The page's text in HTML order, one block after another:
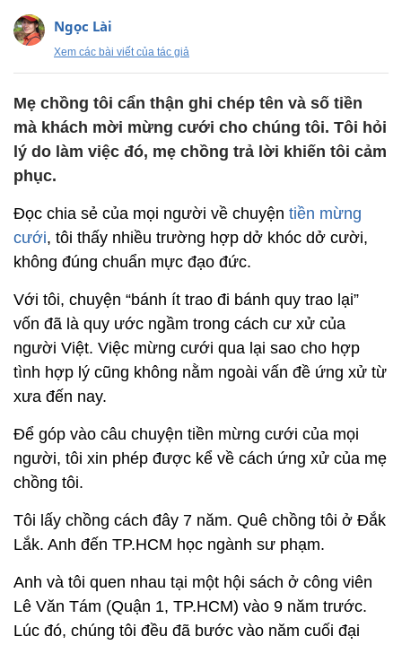
Ngọc Lài
Xem các bài viết của tác giả
Mẹ chồng tôi cẩn thận ghi chép tên và số tiền
mà khách mời mừng cưới cho chúng tôi. Tôi hỏi
lý do làm việc đó, mẹ chồng trả lời khiến tôi cảm
phục.
Đọc chia sẻ của mọi người về chuyện tiền mừng
cưới, tôi thấy nhiều trường hợp dở khóc dở cười,
không đúng chuẩn mực đạo đức.
Với tôi, chuyện “bánh ít trao đi bánh quy trao lại”
vốn đã là quy ước ngầm trong cách cư xử của
người Việt. Việc mừng cưới qua lại sao cho hợp
tình hợp lý cũng không nằm ngoài vấn đề ứng xử từ
xưa đến nay.
Để góp vào câu chuyện tiền mừng cưới của mọi
người, tôi xin phép được kể về cách ứng xử của mẹ
chồng tôi.
Tôi lấy chồng cách đây 7 năm. Quê chồng tôi ở Đắk
Lắk. Anh đến TP.HCM học ngành sư phạm.
Anh và tôi quen nhau tại một hội sách ở công viên
Lê Văn Tám (Quận 1, TP.HCM) vào 9 năm trước.
Lúc đó, chúng tôi đều đã bước vào năm cuối đại